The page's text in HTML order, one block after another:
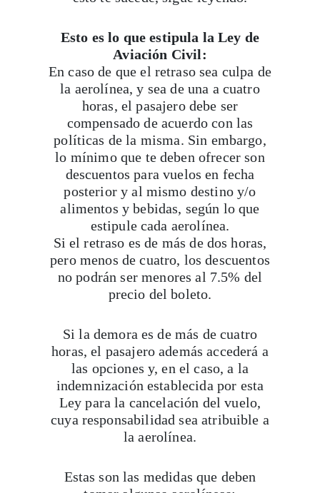
Esto es lo que estipula la Ley de
Aviación Civil:
En caso de que el retraso sea culpa de
la aerolínea, y sea de una a cuatro
horas, el pasajero debe ser
compensado de acuerdo con las
políticas de la misma. Sin embargo,
lo mínimo que te deben ofrecer son
descuentos para vuelos en fecha
posterior y al mismo destino y/o
alimentos y bebidas, según lo que
estipule cada aerolínea.
Si el retraso es de más de dos horas,
pero menos de cuatro, los descuentos
no podrán ser menores al 7.5% del
precio del boleto.
Si la demora es de más de cuatro
horas, el pasajero además accederá a
las opciones y, en el caso, a la
indemnización establecida por esta
Ley para la cancelación del vuelo,
cuya responsabilidad sea atribuible a
la aerolínea.
Estas son las medidas que deben